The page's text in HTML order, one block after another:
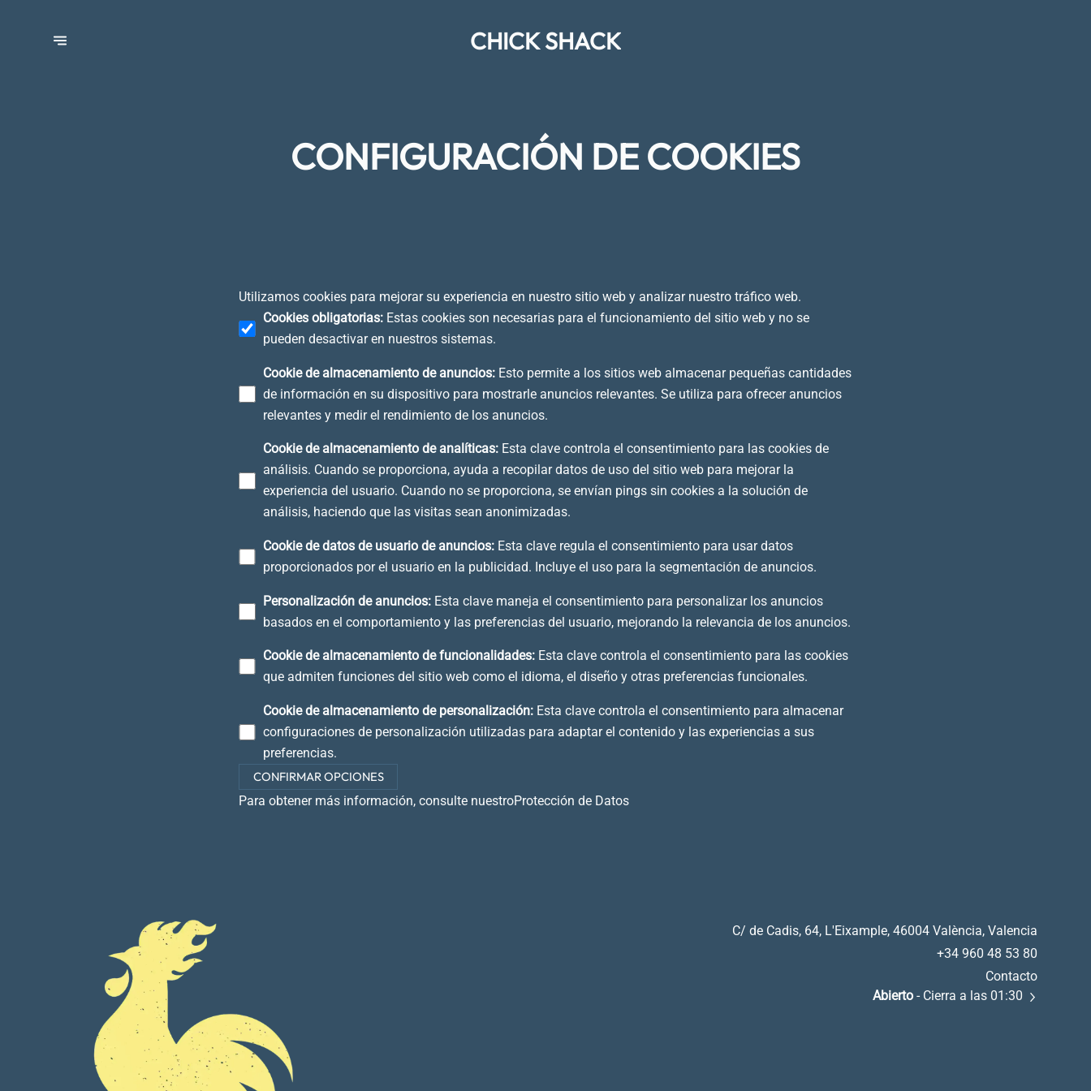
CHICK SHACK
CONFIGURACIÓN DE COOKIES
Utilizamos cookies para mejorar su experiencia en nuestro sitio web y analizar nuestro tráfico web.
Cookies obligatorias: Estas cookies son necesarias para el funcionamiento del sitio web y no se
pueden desactivar en nuestros sistemas.
Cookie de almacenamiento de anuncios: Esto permite a los sitios web almacenar pequeñas cantidades
de información en su dispositivo para mostrarle anuncios relevantes. Se utiliza para ofrecer anuncios
relevantes y medir el rendimiento de los anuncios.
Cookie de almacenamiento de analíticas: Esta clave controla el consentimiento para las cookies de
análisis. Cuando se proporciona, ayuda a recopilar datos de uso del sitio web para mejorar la
experiencia del usuario. Cuando no se proporciona, se envían pings sin cookies a la solución de
análisis, haciendo que las visitas sean anonimizadas.
Cookie de datos de usuario de anuncios: Esta clave regula el consentimiento para usar datos
proporcionados por el usuario en la publicidad. Incluye el uso para la segmentación de anuncios.
Personalización de anuncios: Esta clave maneja el consentimiento para personalizar los anuncios
basados en el comportamiento y las preferencias del usuario, mejorando la relevancia de los anuncios.
Cookie de almacenamiento de funcionalidades: Esta clave controla el consentimiento para las cookies
que admiten funciones del sitio web como el idioma, el diseño y otras preferencias funcionales.
Cookie de almacenamiento de personalización: Esta clave controla el consentimiento para almacenar
configuraciones de personalización utilizadas para adaptar el contenido y las experiencias a sus
preferencias.
CONFIRMAR OPCIONES
Para obtener más información, consulte nuestroProtección de Datos
C/ de Cadis, 64, L'Eixample, 46004 València, Valencia
+34 960 48 53 80
Contacto
Abierto - Cierra a las 01:30